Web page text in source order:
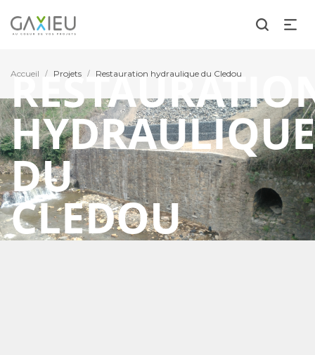
Accueil / Projets / Restauration hydraulique du Cledou
HYDRAULIQUE
DU
CLEDOU